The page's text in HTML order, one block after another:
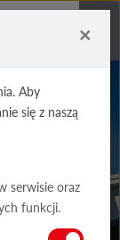
×
Aby
się z naszą
serwisie oraz
funkcji.